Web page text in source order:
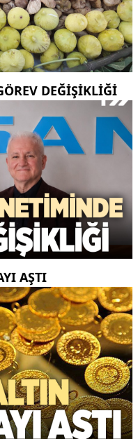
DEĞIŞIKLIĞI
AŞTI